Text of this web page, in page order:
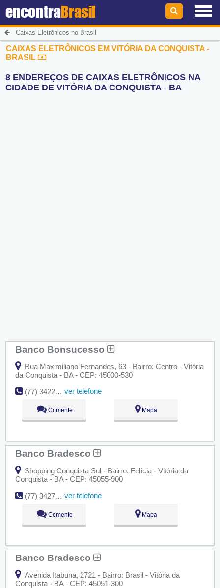
encontraBrasil
Caixas Eletrônicos no Brasil
CAIXAS ELETRÔNICOS EM VITÓRIA DA CONQUISTA -
BRASIL
8 ENDEREÇOS DE CAIXAS ELETRÔNICOS NA
CIDADE DE VITÓRIA DA CONQUISTA - BA
Banco Bonsucesso
Rua Maximiliano Fernandes, 63 - Bairro: Centro - Vitória
da Conquista - BA - CEP: 45000-530
(77) 3422-4131
ver telefone
Comente Mapa
Banco Bradesco
Shopping Conquista Sul - Bairro: Felícia - Vitória da
Conquista - BA - CEP: 45055-900
(77) 3427-4490
ver telefone
Comente Mapa
Banco Bradesco
Avenida Itabuna, 2721 - Bairro: Brasil - Vitória da
Conquista - BA - CEP: 45051-300